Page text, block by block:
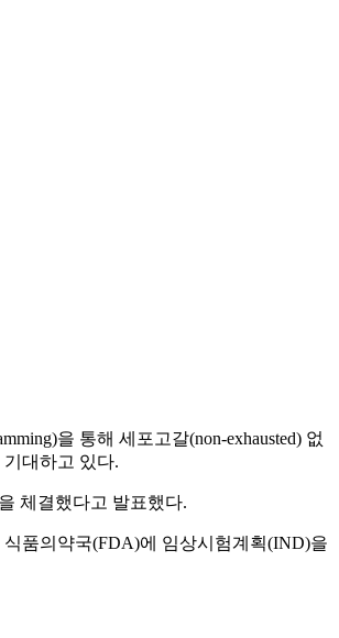
을 통해 세포고갈(non-exhausted) 없
대하고 있다.
체결했다고 발표했다.
품의약국(FDA)에 임상시험계획(IND)을